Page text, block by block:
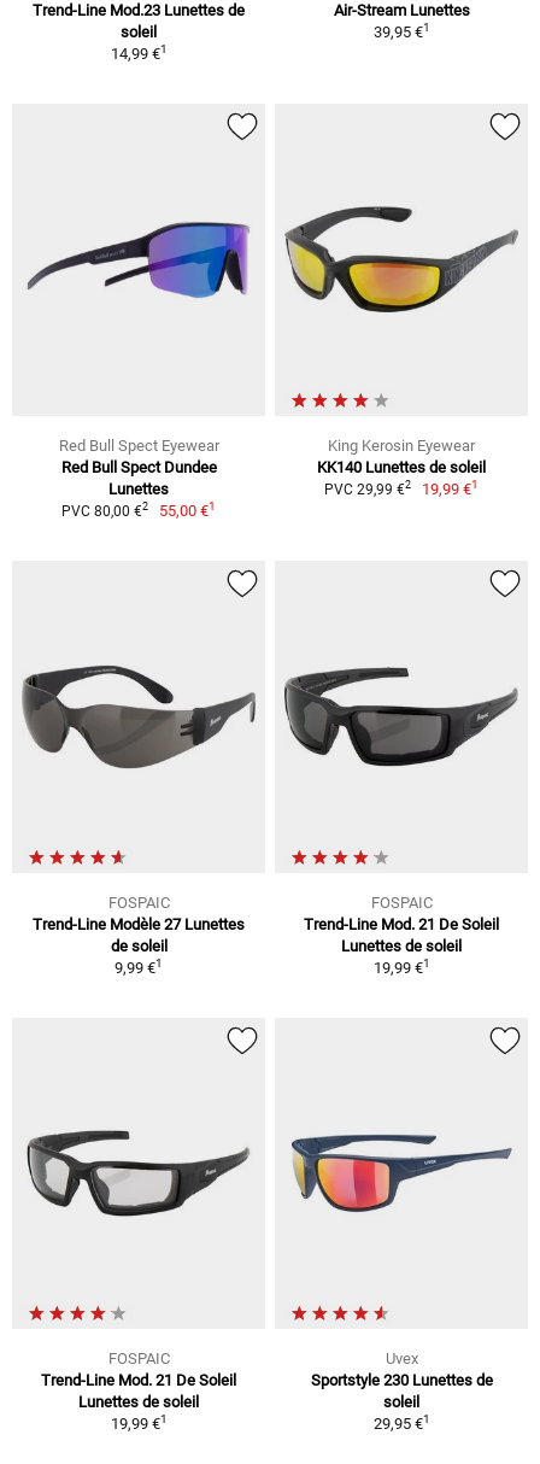
Trend-Line Mod.23 Lunettes de
soleil
14,99 €1
Air-Stream Lunettes
39,95 €1
Red Bull Spect Eyewear
Red Bull Spect Dundee
Lunettes
PVC 80,00 €2 55,00 €1
King Kerosin Eyewear
KK140 Lunettes de soleil
PVC 29,99 €2 19,99 €1
FOSPAIC
Trend-Line Modèle 27 Lunettes
de soleil
9,99 €1
FOSPAIC
Trend-Line Mod. 21 De Soleil
Lunettes de soleil
19,99 €1
FOSPAIC
Trend-Line Mod. 21 De Soleil
Lunettes de soleil
19,99 €1
Uvex
Sportstyle 230 Lunettes de
soleil
29,95 €1